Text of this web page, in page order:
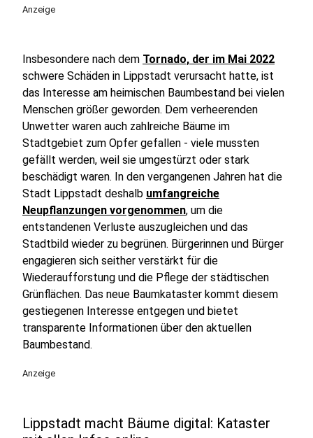
Anzeige
Insbesondere nach dem Tornado, der im Mai 2022
schwere Schäden in Lippstadt verursacht hatte, ist
das Interesse am heimischen Baumbestand bei vielen
Menschen größer geworden. Dem verheerenden
Unwetter waren auch zahlreiche Bäume im
Stadtgebiet zum Opfer gefallen - viele mussten
gefällt werden, weil sie umgestürzt oder stark
beschädigt waren. In den vergangenen Jahren hat die
Stadt Lippstadt deshalb umfangreiche
Neupflanzungen vorgenommen, um die
entstandenen Verluste auszugleichen und das
Stadtbild wieder zu begrünen. Bürgerinnen und Bürger
engagieren sich seither verstärkt für die
Wiederaufforstung und die Pflege der städtischen
Grünflächen. Das neue Baumkataster kommt diesem
gestiegenen Interesse entgegen und bietet
transparente Informationen über den aktuellen
Baumbestand.
Anzeige
Lippstadt macht Bäume digital: Kataster